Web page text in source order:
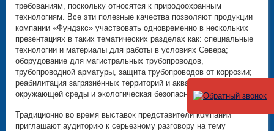
требованиям, поскольку относятся к природоохранным
технологиям. Все эти полезные качества позволяют продукции
компании «Фундэкс» участвовать одновременно в нескольких
презентациях в таких тематических разделах как: специальные
технологии и материалы для работы в условиях Севера;
оборудование для магистральных трубопроводов,
трубопроводной арматуры, защита трубопроводов от коррозии;
реабилитация загрязнённых территорий и акваторий; охрана
окружающей среды и экологическая безопасность
Традиционно во время выставок представители компании
приглашают аудиторию к серьезному разговору на тему